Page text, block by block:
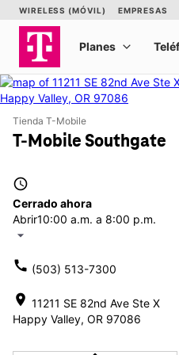
Tienda T-Mobile
T-Mobile Southgate
access_time
Cerrado ahora
Abrir10:00 a.m. a 8:00 p.m.
arrow_drop_down
call (503) 513-7300
location_on 11211 SE 82nd Ave Ste X
Happy Valley, OR 97086